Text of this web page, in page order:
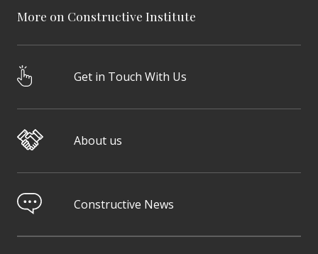
More on Constructive Institute
Get in Touch With Us
About us
Constructive News